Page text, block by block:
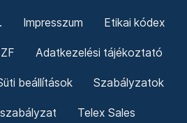
Impresszum Etikai kódex
Adatkezelési tájékoztató
beállítások Szabályzatok
Telex Sales